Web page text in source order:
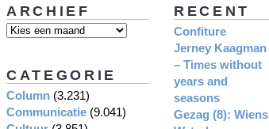
RECENT
Confiture
Jerney Kaagman
– Times without
years and
seasons
Gezag (8): Wiens
ARCHIEF
CATEGORIE
Column (3.231)
Communicatie (9.041)